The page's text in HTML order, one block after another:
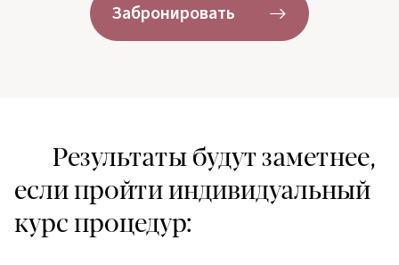
Забронировать
Результаты будут заметнее,
если пройти индивидуальный
курс процедур: